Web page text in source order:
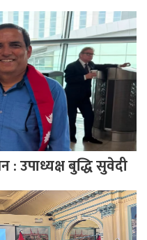
: उपाध्यक्ष बुद्धि सुवेदी